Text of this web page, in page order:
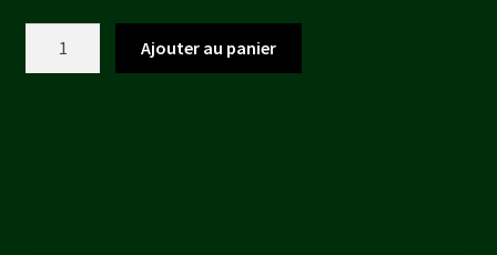
était :
12,80 €.
est :
11,50 €.
Ajouter au panier